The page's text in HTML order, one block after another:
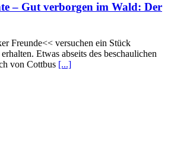
– Gut verborgen im Wald: Der
Freunde<< versuchen ein Stück
Etwas abseits des beschaulichen
von Cottbus [...]